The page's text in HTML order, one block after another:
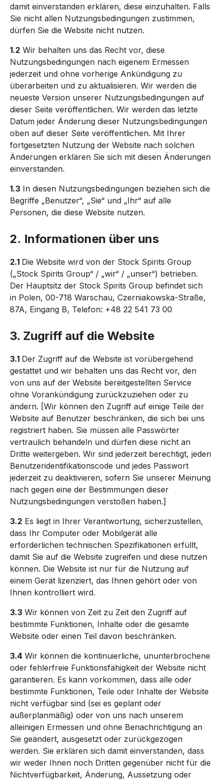
damit einverstanden erklären, diese einzuhalten. Falls
Sie nicht allen Nutzungsbedingungen zustimmen,
dürfen Sie die Website nicht nutzen.
1.2 Wir behalten uns das Recht vor, diese
Nutzungsbedingungen nach eigenem Ermessen
jederzeit und ohne vorherige Ankündigung zu
überarbeiten und zu aktualisieren. Wir werden die
neueste Version unserer Nutzungsbedingungen auf
dieser Seite veröffentlichen. Wir werden das letzte
Datum jeder Änderung dieser Nutzungsbedingungen
oben auf dieser Seite veröffentlichen. Mit Ihrer
fortgesetzten Nutzung der Website nach solchen
Änderungen erklären Sie sich mit diesen Änderungen
einverstanden.
1.3 In diesen Nutzungsbedingungen beziehen sich die
Begriffe „Benutzer“, „Sie“ und „Ihr“ auf alle
Personen, die diese Website nutzen.
2. Informationen über uns
2.1 Die Website wird von der Stock Spirits Group
(„Stock Spirits Group“ / „wir“ / „unser“) betrieben.
Der Hauptsitz der Stock Spirits Group befindet sich
in Polen, 00-718 Warschau, Czerniakowska-Straße,
87A, Eingang B, Telefon: +48 22 541 73 00
3. Zugriff auf die Website
3.1 Der Zugriff auf die Website ist vorübergehend
gestattet und wir behalten uns das Recht vor, den
von uns auf der Website bereitgestellten Service
ohne Vorankündigung zurückzuziehen oder zu
ändern. [Wir können den Zugriff auf einige Teile der
Website auf Benutzer beschränken, die sich bei uns
registriert haben. Sie müssen alle Passwörter
vertraulich behandeln und dürfen diese nicht an
Dritte weitergeben. Wir sind jederzeit berechtigt, jeden
Benutzeridentifikationscode und jedes Passwort
jederzeit zu deaktivieren, sofern Sie unserer Meinung
nach gegen eine der Bestimmungen dieser
Nutzungsbedingungen verstoßen haben.]
3.2 Es liegt in Ihrer Verantwortung, sicherzustellen,
dass Ihr Computer oder Mobilgerät alle
erforderlichen technischen Spezifikationen erfüllt,
damit Sie auf die Website zugreifen und diese nutzen
können. Die Website ist nur für die Nutzung auf
einem Gerät lizenziert, das Ihnen gehört oder von
Ihnen kontrolliert wird.
3.3 Wir können von Zeit zu Zeit den Zugriff auf
bestimmte Funktionen, Inhalte oder die gesamte
Website oder einen Teil davon beschränken.
3.4 Wir können die kontinuierliche, ununterbrochene
oder fehlerfreie Funktionsfähigkeit der Website nicht
garantieren. Es kann vorkommen, dass alle oder
bestimmte Funktionen, Teile oder Inhalte der Website
nicht verfügbar sind (sei es geplant oder
außerplanmäßig) oder von uns nach unserem
alleinigen Ermessen und ohne Benachrichtigung an
Sie geändert, ausgesetzt oder zurückgezogen
werden. Sie erklären sich damit einverstanden, dass
wir weder Ihnen noch Dritten gegenüber nicht für die
Nichtverfügbarkeit, Änderung, Aussetzung oder